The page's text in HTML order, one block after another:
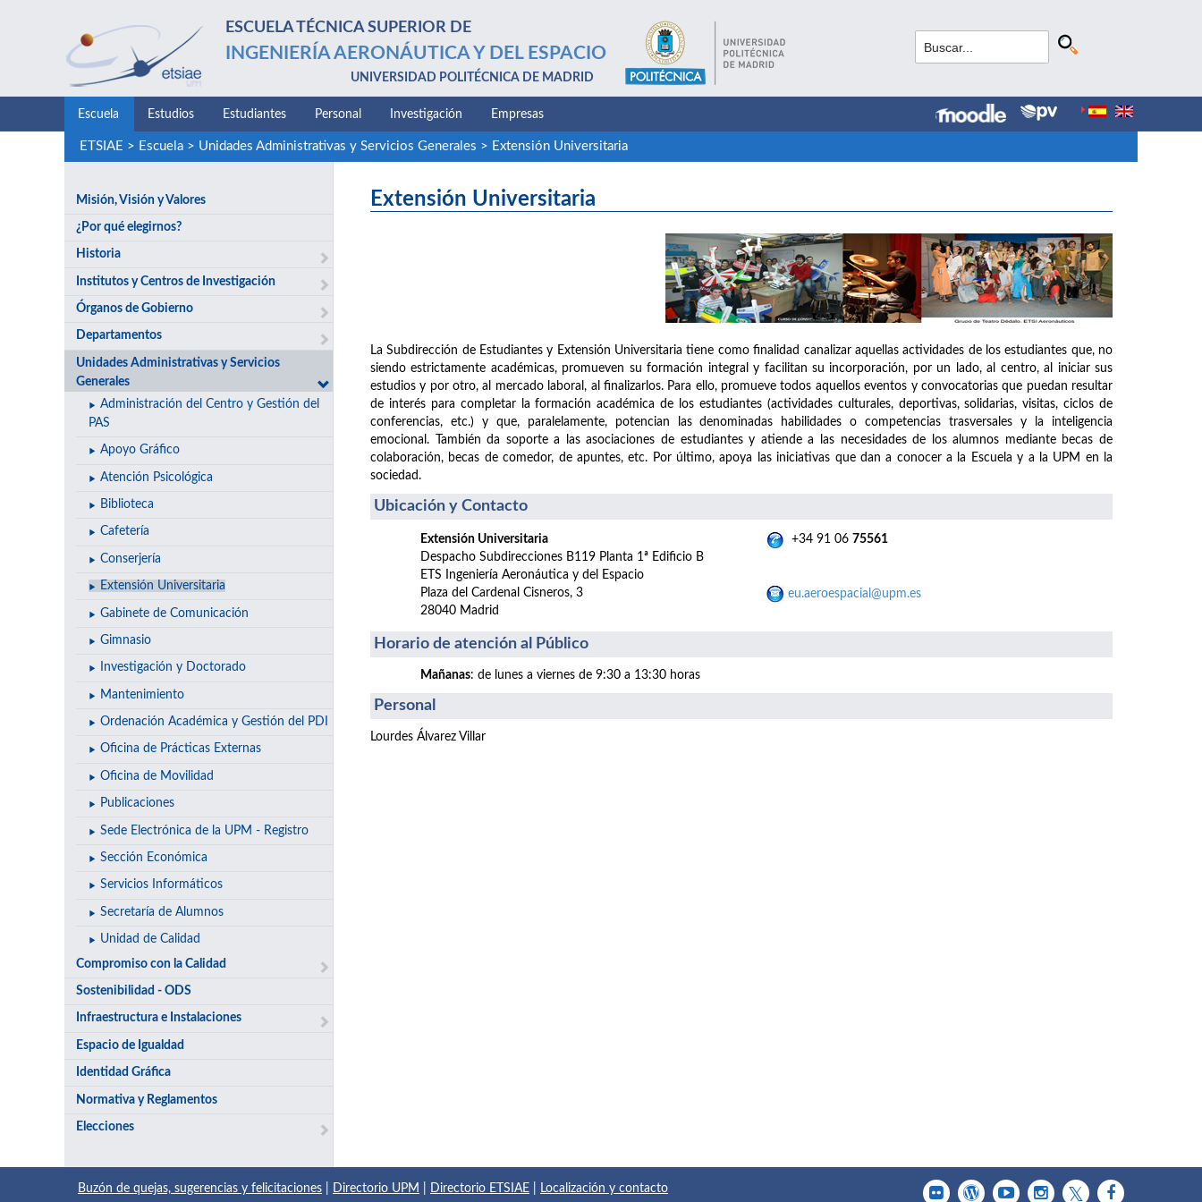
ESCUELA TÉCNICA SUPERIOR DE
INGENIERÍA AERONÁUTICA Y DEL ESPACIO
UNIVERSIDAD POLITÉCNICA DE MADRID
Escuela Estudios Estudiantes Personal Investigación Empresas
ETSIAE > Escuela> Unidades Administrativas y Servicios Generales > Extensión Universitaria
Misión, Visión y Valores
¿Por qué elegirnos?
Historia
Institutos y Centros de Investigación
Órganos de Gobierno
Departamentos
Unidades Administrativas y Servicios
Generales
Administración del Centro y Gestión del
PAS
Apoyo Gráfico
Atención Psicológica
Biblioteca
Cafetería
Conserjería
Extensión Universitaria
Gabinete de Comunicación
Gimnasio
Investigación y Doctorado
Mantenimiento
Ordenación Académica y Gestión del PDI
Oficina de Prácticas Externas
Oficina de Movilidad
Publicaciones
Sede Electrónica de la UPM - Registro
Sección Económica
Servicios Informáticos
Secretaría de Alumnos
Unidad de Calidad
Compromiso con la Calidad
Sostenibilidad - ODS
Infraestructura e Instalaciones
Espacio de Igualdad
Identidad Gráfica
Normativa y Reglamentos
Elecciones
Extensión Universitaria
La Subdirección de Estudiantes y Extensión Universitaria tiene como finalidad canalizar aquellas actividades de los estudiantes que, no
siendo estrictamente académicas, promueven su formación integral y facilitan su incorporación, por un lado, al centro, al iniciar sus
estudios y por otro, al mercado laboral, al finalizarlos. Para ello, promueve todos aquellos eventos y convocatorias que puedan resultar
de interés para completar la formación académica de los estudiantes (actividades culturales, deportivas, solidarias, visitas, ciclos de
conferencias, etc.) y que, paralelamente, potencian las denominadas habilidades o competencias trasversales y la inteligencia
emocional. También da soporte a las asociaciones de estudiantes y atiende a las necesidades de los alumnos mediante becas de
colaboración, becas de comedor, de apuntes, etc. Por último, apoya las iniciativas que dan a conocer a la Escuela y a la UPM en la
sociedad.
Ubicación y Contacto
Extensión Universitaria
Despacho Subdirecciones B119 Planta 1ª Edificio B
ETS Ingeniería Aeronáutica y del Espacio
Plaza del Cardenal Cisneros, 3
28040 Madrid
+34 91 06 75561
eu.aeroespacial@upm.es
Horario de atención al Público
Mañanas: de lunes a viernes de 9:30 a 13:30 horas
Personal
Lourdes Álvarez Villar
Buzón de quejas, sugerencias y felicitaciones Directorio UPM Directorio ETSIAE Localización y contacto